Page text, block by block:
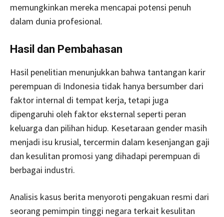
memungkinkan mereka mencapai potensi penuh
dalam dunia profesional.
Hasil dan Pembahasan
Hasil penelitian menunjukkan bahwa tantangan karir
perempuan di Indonesia tidak hanya bersumber dari
faktor internal di tempat kerja, tetapi juga
dipengaruhi oleh faktor eksternal seperti peran
keluarga dan pilihan hidup. Kesetaraan gender masih
menjadi isu krusial, tercermin dalam kesenjangan gaji
dan kesulitan promosi yang dihadapi perempuan di
berbagai industri.
Analisis kasus berita menyoroti pengakuan resmi dari
seorang pemimpin tinggi negara terkait kesulitan